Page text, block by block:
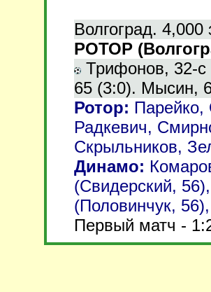
Волгоград. 4,000
РОТОР
Трифонов, 32-
65 (3:0). Мысин,
Ротор: Парейко,
Радкевич,
Скрыльников,
Динамо:
(Свидерский,
(Половинчук,
Первый матч -